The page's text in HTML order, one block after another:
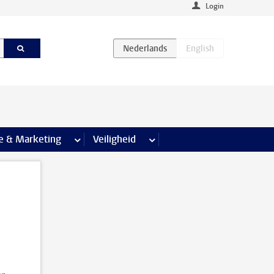
Login
& Marketing meer Communicatie & Marketing pagina’s
Veiligheid meer Veiligheid pagina’s